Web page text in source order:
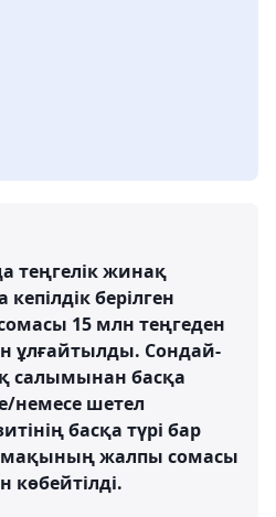
теңгелік жинақ
берілген
15 млн теңгеден
ұлғайтылды. Сондай-
салымынан басқа
немесе шетел
басқа түрі бар
жалпы сомасы
көбейтілді.